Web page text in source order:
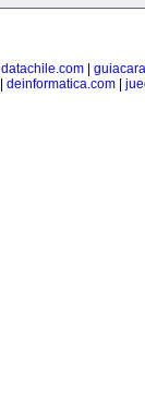
datachile.com
deinformatica.com|